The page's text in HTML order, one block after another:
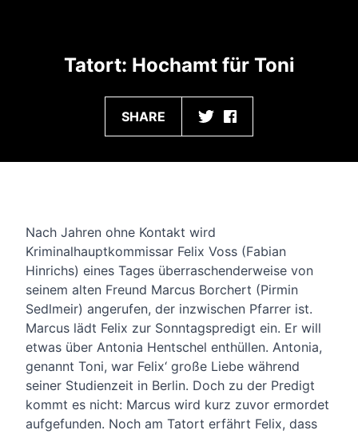
Tatort: Hochamt für Toni
SHARE
Nach Jahren ohne Kontakt wird
Kriminalhauptkommissar Felix Voss (Fabian
Hinrichs) eines Tages überraschenderweise von
seinem alten Freund Marcus Borchert (Pirmin
Sedlmeir) angerufen, der inzwischen Pfarrer ist.
Marcus lädt Felix zur Sonntagspredigt ein. Er will
etwas über Antonia Hentschel enthüllen. Antonia,
genannt Toni, war Felix‘ große Liebe während
seiner Studienzeit in Berlin. Doch zu der Predigt
kommt es nicht: Marcus wird kurz zuvor ermordet
aufgefunden. Noch am Tatort erfährt Felix, dass